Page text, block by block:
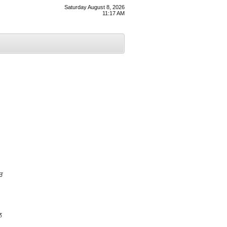
Saturday August 8, 2026
11:17 AM